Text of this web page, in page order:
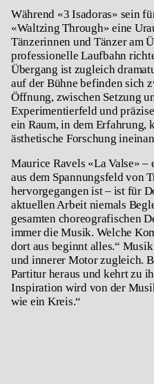
Während «3 Isadoras» sein
«Waltzing Through» eine
Tänzerinnen und Tänzer am
professionelle Laufbahn
Übergang ist zugleich
auf der Bühne befinden sich
Öffnung, zwischen Setzung
Experimentierfeld und
ein Raum, in dem Erfahrung,
ästhetische Forschung
Maurice Ravels «La Valse» –
aus dem Spannungsfeld von
hervorgegangen ist – ist für
aktuellen Arbeit niemals
gesamten choreografischen
immer die Musik. Welche
dort aus beginnt alles.“
und innerer Motor zugleich.
Partitur heraus und kehrt zu
Inspiration wird von der
wie ein Kreis.“